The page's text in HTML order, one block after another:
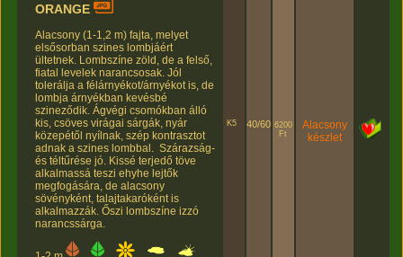
ORANGE
Alacsony (1-1,2 m) fajta, melyet
elsősorban szines lombjáért
ültetnek. Lombszíne zöld, de a felső,
fiatal levelek narancsosak. Jól
tolerálja a félárnyékot/árnyékot is, de
lombja árnyékban kevésbé
szineződik. Ágvégi csomókban álló
kis, csöves virágai sárgák, nyár
közepétől nyílnak, szép kontrasztot
adnak a szines lombbal. Szárazság-
és téltűrése jó. Kissé terjedő töve
alkalmassá teszi ehyhe lejtők
megfogására, de alacsony
sövényként, talajtakaróként is
alkalmazzák. Őszi lombszíne izzó
narancssárga.
K5 40/60 6200
Ft
Alacsony
készlet